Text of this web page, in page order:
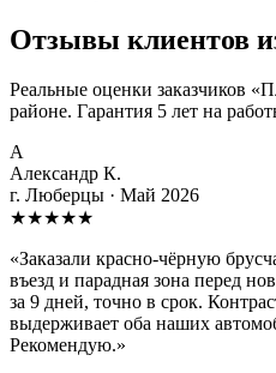
Отзывы клиентов
Реальные оценки заказчиков
районе. Гарантия 5 лет на
А
Александр К.
г. Люберцы · Май 2026
★★★★★
«Заказали красно-чёрную
въезд и парадная зона перед
за 9 дней, точно в срок.
выдерживает оба наших
Рекомендую.»